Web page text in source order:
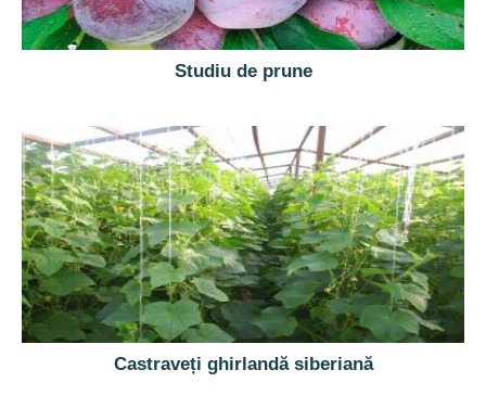
Studiu de prune
Castraveți ghirlandă siberiană